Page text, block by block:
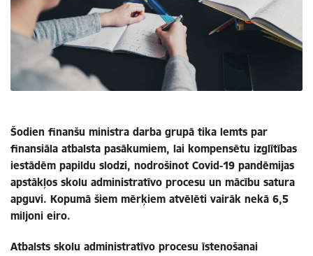
Šodien finanšu ministra darba grupā tika lemts par
finansiāla atbalsta pasākumiem, lai kompensētu izglītības
iestādēm papildu slodzi, nodrošinot Covid-19 pandēmijas
apstākļos skolu administratīvo procesu un mācību satura
apguvi. Kopumā šiem mērķiem atvēlēti vairāk nekā 6,5
miljoni eiro.
Atbalsts skolu administratīvo procesu īstenošanai